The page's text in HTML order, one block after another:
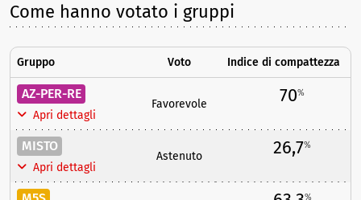
Come hanno votato i gruppi
Gruppo Voto Indice di compattezza
AZ-PER-RE
Apri dettagli
Favorevole 70%
MISTO
Apri dettagli
Astenuto 26,7%
%